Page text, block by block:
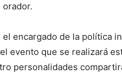
encargado de la política
evento que se realizará
personalidades